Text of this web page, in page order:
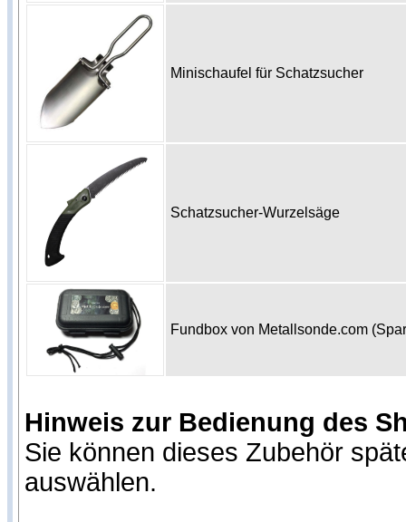
Minischaufel für Schatzsucher
Schatzsucher-Wurzelsäge
Fundbox von Metallsonde.com
Hinweis zur Bedienung des
Sie können dieses Zubehör
auswählen.